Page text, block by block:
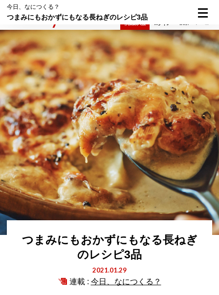
今日、なにつくる？
つまみにもおかずにもなる長ねぎのレシピ3品
つまみにもおかずにもなる長ねぎ
のレシピ3品
2021.01.29
連載 : 今日、なにつくる？